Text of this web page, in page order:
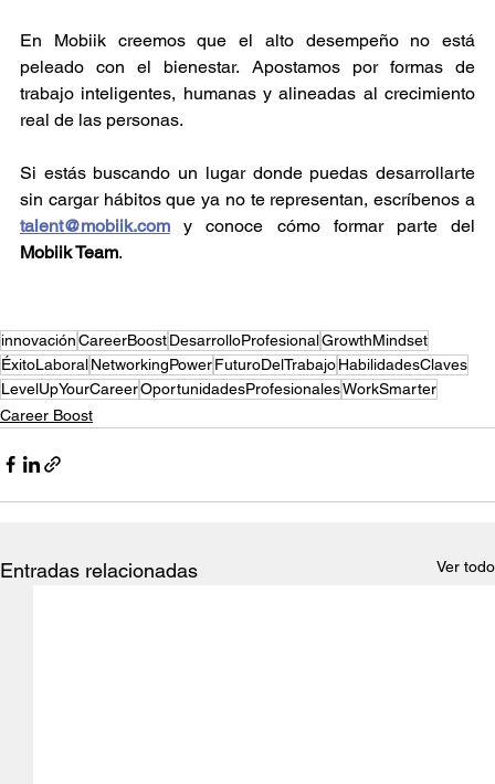
En Mobiik creemos que el alto desempeño no está
peleado con el bienestar. Apostamos por formas de
trabajo inteligentes, humanas y alineadas al crecimiento
real de las personas.
Si estás buscando un lugar donde puedas desarrollarte
talent@mobiik.com
Mobiik Team.
innovaciónCareerBoostDesarrolloProfesionalGrowthMindset
ÉxitoLaboralNetworkingPowerFuturoDelTrabajoHabilidadesClaves
LevelUpYourCareerOportunidadesProfesionalesWorkSmarter
Career Boost
Entradas relacionadas Ver todo